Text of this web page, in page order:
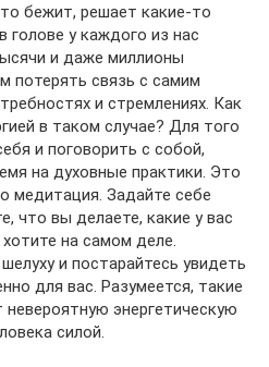
бежит, решает какие-то
голове у каждого из нас
и даже миллионы
потерять связь с самим
и стремлениях. Как
в таком случае? Для того
и поговорить с собой,
на духовные практики. Это
медитация. Задайте себе
что вы делаете, какие у вас
на самом деле.
и постарайтесь увидеть
для вас. Разумеется, такие
энергетическую
силой.